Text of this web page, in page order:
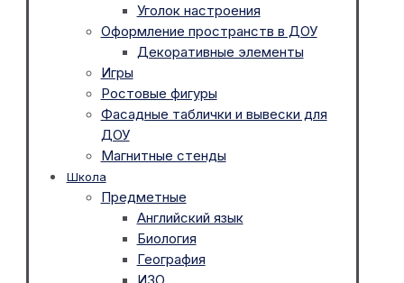
Уголок настроения
Оформление пространств в ДОУ
Декоративные элементы
Игры
Ростовые фигуры
Фасадные таблички и вывески для
ДОУ
Магнитные стенды
Школа
Предметные
Английский язык
Биология
География